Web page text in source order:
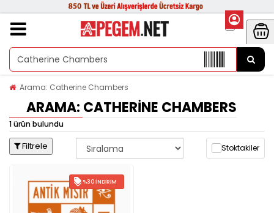
Arama: Catherine Chambers
ARAMA: CATHERINE CHAMBERS
1 ürün bulundu
Filtrele Stoktakiler
%30 İNDIRIM